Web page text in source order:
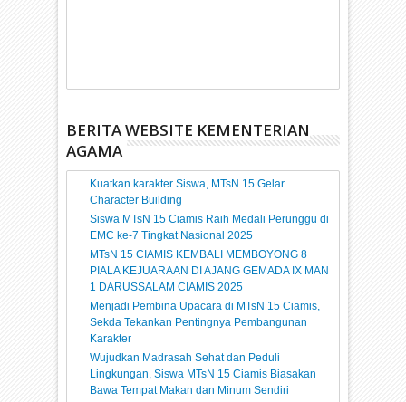
BERITA WEBSITE KEMENTERIAN
AGAMA
Kuatkan karakter Siswa, MTsN 15 Gelar
Character Building
Siswa MTsN 15 Ciamis Raih Medali Perunggu di
EMC ke-7 Tingkat Nasional 2025
MTsN 15 CIAMIS KEMBALI MEMBOYONG 8
PIALA KEJUARAAN DI AJANG GEMADA IX MAN
1 DARUSSALAM CIAMIS 2025
Menjadi Pembina Upacara di MTsN 15 Ciamis,
Sekda Tekankan Pentingnya Pembangunan
Karakter
Wujudkan Madrasah Sehat dan Peduli
Lingkungan, Siswa MTsN 15 Ciamis Biasakan
Bawa Tempat Makan dan Minum Sendiri